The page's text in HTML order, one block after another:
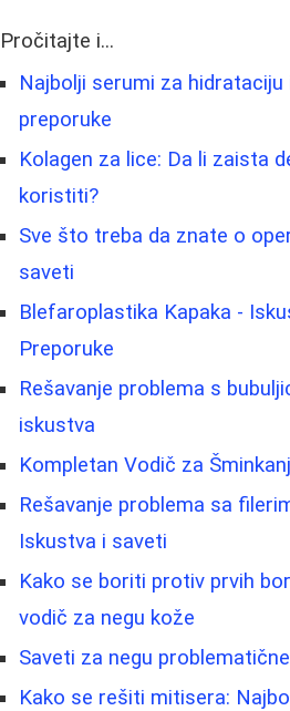
Pročitajte i...
Najbolji serumi za
preporuke
Kolagen za lice: Da li zaista
koristiti?
Sve što treba da znate o
saveti
Blefaroplastika Kapaka -
Preporuke
Rešavanje problema s
iskustva
Kompletan Vodič za
Rešavanje problema sa
Iskustva i saveti
Kako se boriti protiv prvih
vodič za negu kože
Saveti za negu
Kako se rešiti mitisera: